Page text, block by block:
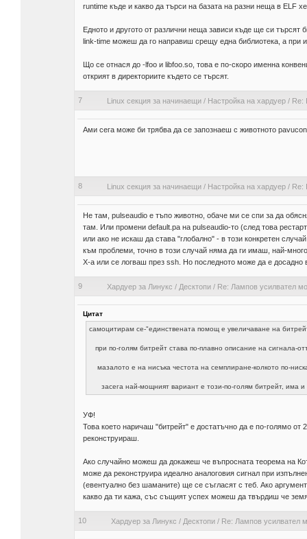
runtime къде и какво да търси на базата на разни неща в ELF
Едното и другото от различни неща зависи къде ще си
link-time можеш да го направиш срещу една библиотека, а при
Що се отнася до -lfoo и libfoo.so, това е по-скоро именна
открият в директориите където се търсят.
7 Linux секция за начинаещи/ Настройка на хардуер/ Re:
Ами сега може би трябва да се запознаеш с животното
8 Linux секция за начинаещи/ Настройка на хардуер/ Re:
Не там, pulseaudio е тъпо животно, обаче ми се спи за да
там. Или промени default.pa на pulseaudio-то (след това
или ако не искаш да става "глобално" - в този конкретен
към проблеми, точно в този случай няма да ги имаш, най-
X-а или се логваш през ssh. Но последното може да е досадно
9 Хардуер за Линукс / Десктопи/ Re: Лампов усилвател
Цитат
самоцитирам се-"единствената помощ е увеличаване на
при по-голям битрейт става по-плавно описание на сигнала-
мазалото е на нисъка честота на семплиране-колкото по-
засега най-мощният вариант е този-по-голям битрейт, има и
УФ!
Това което наричаш "битрейт" е достатъчно да е по-голямо
реконструираш.
Ако случайно можеш да докажеш че въпросната теорема на
може да реконструира идеално аналоговия сигнал при
(евентуално без шаманите) ще се съгласят с теб. Ако
какво да ти кажа, със същият успех можеш да твърдиш че
10 Хардуер за Линукс / Десктопи/ Re: Лампов усилвател